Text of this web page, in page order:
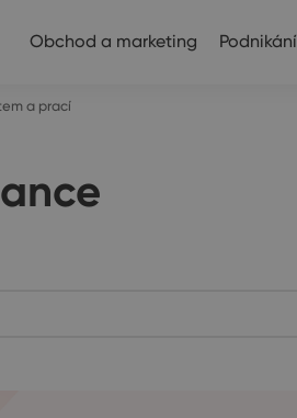
Obchod a marketing Podnikání
a prací